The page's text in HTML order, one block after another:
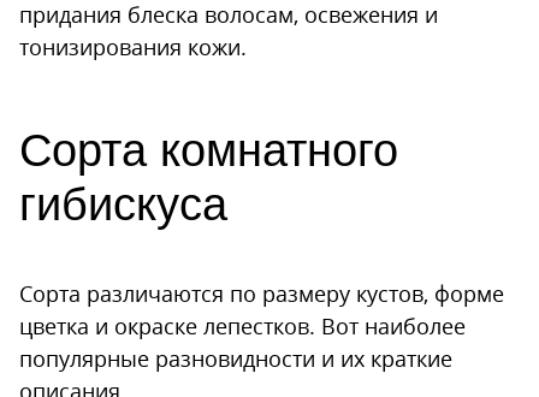
придания блеска волосам, освежения и
тонизирования кожи.
Сорта комнатного
гибискуса
Сорта различаются по размеру кустов, форме
цветка и окраске лепестков. Вот наиболее
популярные разновидности и их краткие
описания.